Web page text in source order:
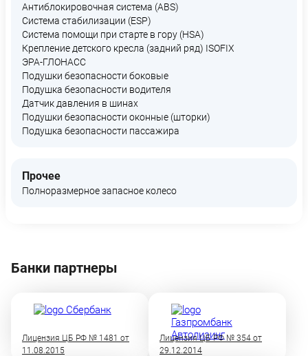
Антиблокировочная система (ABS)
Система стабилизации (ESP)
Система помощи при старте в гору (HSA)
Крепление детского кресла (задний ряд) ISOFIX
ЭРА-ГЛОНАСС
Подушки безопасности боковые
Подушка безопасности водителя
Датчик давления в шинах
Подушки безопасности оконные (шторки)
Подушка безопасности пассажира
Прочее
Полноразмерное запасное колесо
Банки партнеры
Лицензия ЦБ РФ № 1481 от
11.08.2015
Лицензия ЦБ РФ № 354 от
29.12.2014